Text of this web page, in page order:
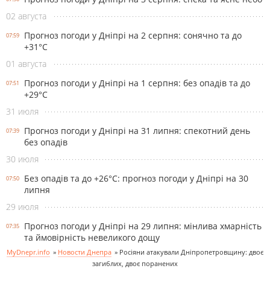
02 августа
07:59
Прогноз погоди у Дніпрі на 2 серпня: сонячно та до
+31°С
01 августа
07:51
Прогноз погоди у Дніпрі на 1 серпня: без опадів та до
+29°С
31 июля
07:39
Прогноз погоди у Дніпрі на 31 липня: спекотний день
без опадів
30 июля
07:50
Без опадів та до +26°С: прогноз погоди у Дніпрі на 30
липня
29 июля
07:35
Прогноз погоди у Дніпрі на 29 липня: мінлива хмарність
та ймовірність невеликого дощу
MyDnepr.info » Новости Днепра » Росіяни атакували Дніпропетровщину: двоє
загиблих, двоє поранених